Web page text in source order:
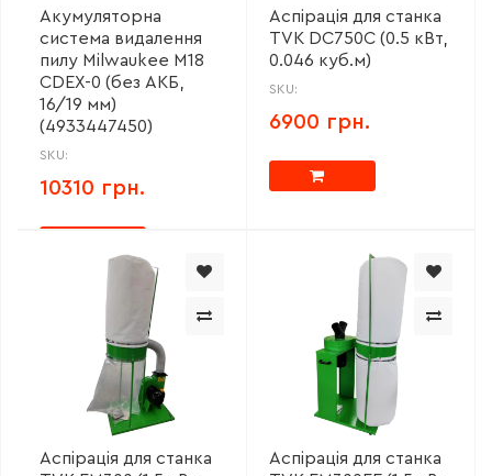
Акумуляторна
система видалення
пилу Milwaukee M18
CDEX-0 (без АКБ,
16/19 мм)
(4933447450)
SKU:
10310 грн.
Аспірація для станка
TVK DC750C (0.5 кВт,
0.046 куб.м)
SKU:
6900 грн.
Аспірація для станка
Аспірація для станка